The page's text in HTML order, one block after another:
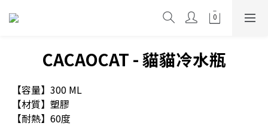
CACAOCAT - 貓貓冷水瓶
【容量】300 ML
【材質】塑膠
【耐熱】60度